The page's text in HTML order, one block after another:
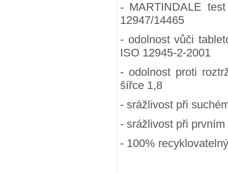
- MARTINDALE
12947/14465
- odolnost vůči
ISO 12945-2-2001
- odolnost proti
šířce 1,8
- srážlivost při
- srážlivost při
- 100% recyklovatelný